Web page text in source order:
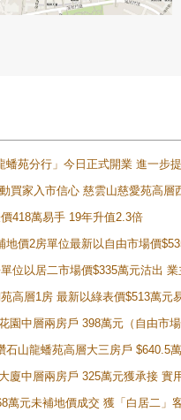
苑分行」今日正式開業 進一步
買家入市信心 慈雲山慈愛苑高層
418萬易手 19年升值2.3倍
價2房單位最新以自由市場價
位以居二市場價$335萬元沽出
高層1房 最新以綠表價$513萬元
園中層兩房戶 398萬元（自由市
石山龍蟠苑高層大三房戶
廈中層兩房戶 325萬元獲承接 實
萬元未補地價成交 獲「白居二」